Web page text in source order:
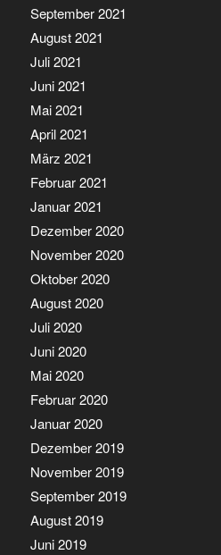
September 2021
August 2021
Juli 2021
Juni 2021
Mai 2021
April 2021
März 2021
Februar 2021
Januar 2021
Dezember 2020
November 2020
Oktober 2020
August 2020
Juli 2020
Juni 2020
Mai 2020
Februar 2020
Januar 2020
Dezember 2019
November 2019
September 2019
August 2019
Juni 2019